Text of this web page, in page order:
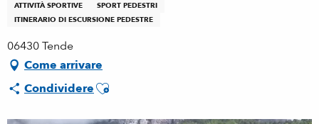
ATTIVITÀ SPORTIVE
SPORT PEDESTRI
ITINERARIO DI ESCURSIONE PEDESTRE
06430 Tende
Come arrivare
CondividereAjouter aux favoris